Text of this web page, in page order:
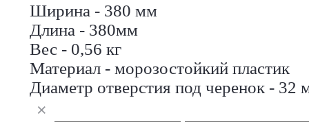
Ширина - 380 мм
Длина - 380мм
Вес - 0,56 кг
Материал - морозостойкий пластик
Диаметр отверстия под черенок - 32